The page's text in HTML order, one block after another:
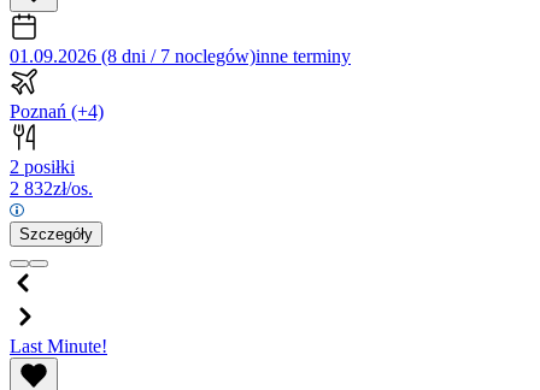
01.09.2026 (8 dni / 7 noclegów)inne terminy
Poznań (+4)
2 posiłki
2 832zł/os.
Szczegóły
Last Minute!